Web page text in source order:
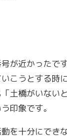
が近かったで
こうとする時
土橋がいない
印象です。
を十分にでき